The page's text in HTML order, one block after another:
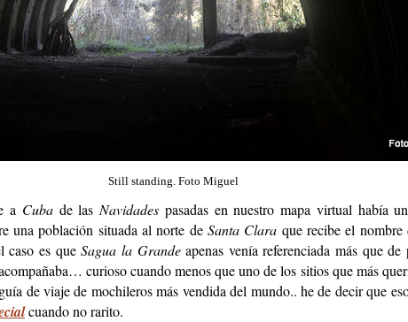
Still standing. Foto Miguel
a Cuba de las Navidades pasadas en nuestro mapa virtual había
una población situada al norte de Santa Clara que recibe el
caso es queSagua la Grandeapenas venía referenciada más que de
curioso cuando menos que uno de los sitios que más
de viaje de mochileros más vendida del mundo.. he de decir que
cuando no rarito.